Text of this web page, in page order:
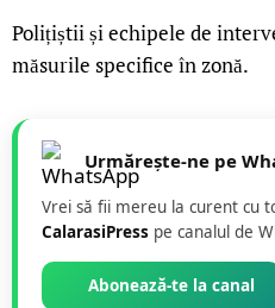
Polițiștii și echipele de
măsurile specifice în zonă.
Urmărește-ne pe
Vrei să fii mereu la curent cu
CalarasiPress pe canalul de
Abonează-te la canal